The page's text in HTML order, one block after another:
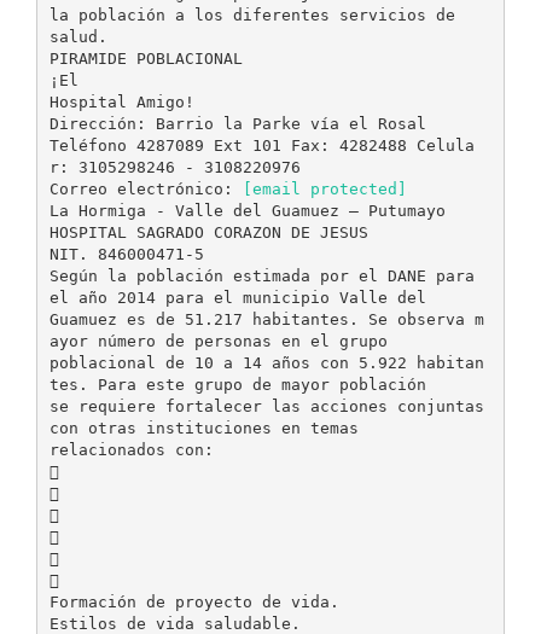
la población a los diferentes servicios de
salud.
PIRAMIDE POBLACIONAL
¡El
Hospital Amigo!
Dirección: Barrio la Parke vía el Rosal
Teléfono 4287089 Ext 101 Fax: 4282488 Celula
r: 3105298246 - 3108220976
Correo electrónico:
[email protected]
La Hormiga - Valle del Guamuez – Putumayo
HOSPITAL SAGRADO CORAZON DE JESUS
NIT. 846000471-5
Según la población estimada por el DANE para
el año 2014 para el municipio Valle del
Guamuez es de 51.217 habitantes. Se observa m
ayor número de personas en el grupo
poblacional de 10 a 14 años con 5.922 habitan
tes. Para este grupo de mayor población
se requiere fortalecer las acciones conjuntas
con otras instituciones en temas
relacionados con:






Formación de proyecto de vida.
Estilos de vida saludable.